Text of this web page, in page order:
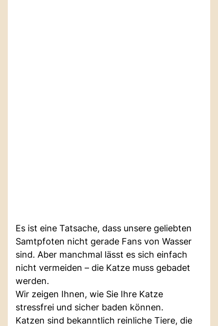
Es ist eine Tatsache, dass unsere geliebten
Samtpfoten nicht gerade Fans von Wasser
sind. Aber manchmal lässt es sich einfach
nicht vermeiden – die Katze muss gebadet
werden.
Wir zeigen Ihnen, wie Sie Ihre Katze
stressfrei und sicher baden können.
Katzen sind bekanntlich reinliche Tiere, die